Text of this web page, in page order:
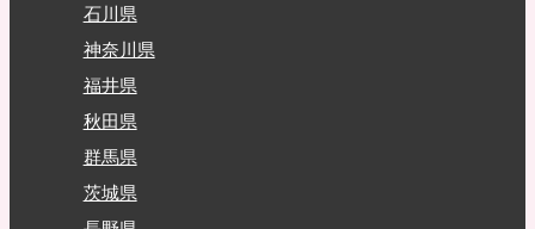
石川県
神奈川県
福井県
秋田県
群馬県
茨城県